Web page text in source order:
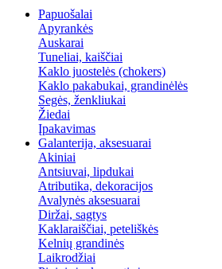
Papuošalai
Apyrankės
Auskarai
Tuneliai, kaiščiai
Kaklo juostelės (chokers)
Kaklo pakabukai, grandinėlės
Segės, ženkliukai
Žiedai
Įpakavimas
Galanterija, aksesuarai
Akiniai
Antsiuvai, lipdukai
Atributika, dekoracijos
Avalynės aksesuarai
Diržai, sagtys
Kaklaraiščiai, peteliškės
Kelnių grandinės
Laikrodžiai